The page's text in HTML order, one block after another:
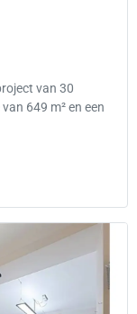
van 30
649 m² en een